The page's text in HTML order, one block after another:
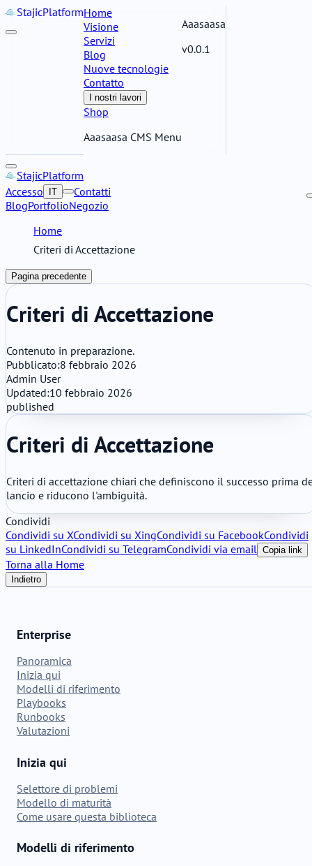
StajicPlatformHome
Visione
Servizi
Blog
Nuove tecnologie
Contatto
I nostri lavori
Shop
Aaasaasa CMS Menu
Aaasaasa
v0.0.1
StajicPlatform
BlogPortfolioNegozio
Accesso IT Contatti
Home
Criteri di Accettazione
Pagina precedente
Criteri di Accettazione
Contenuto in preparazione.
Pubblicato:8 febbraio 2026
Admin User
Updated:10 febbraio 2026
published
Criteri di Accettazione
Criteri di accettazione chiari che definiscono il successo prima
lancio e riducono l'ambiguità.
Condividi
Condividi su XCondividi su XingCondividi su FacebookCondividi
su LinkedInCondividi su TelegramCondividi via email Copia link
Torna alla Home
Indietro
Enterprise
Panoramica
Inizia qui
Modelli di riferimento
Playbooks
Runbooks
Valutazioni
Inizia qui
Selettore di problemi
Modello di maturità
Come usare questa biblioteca
Modelli di riferimento